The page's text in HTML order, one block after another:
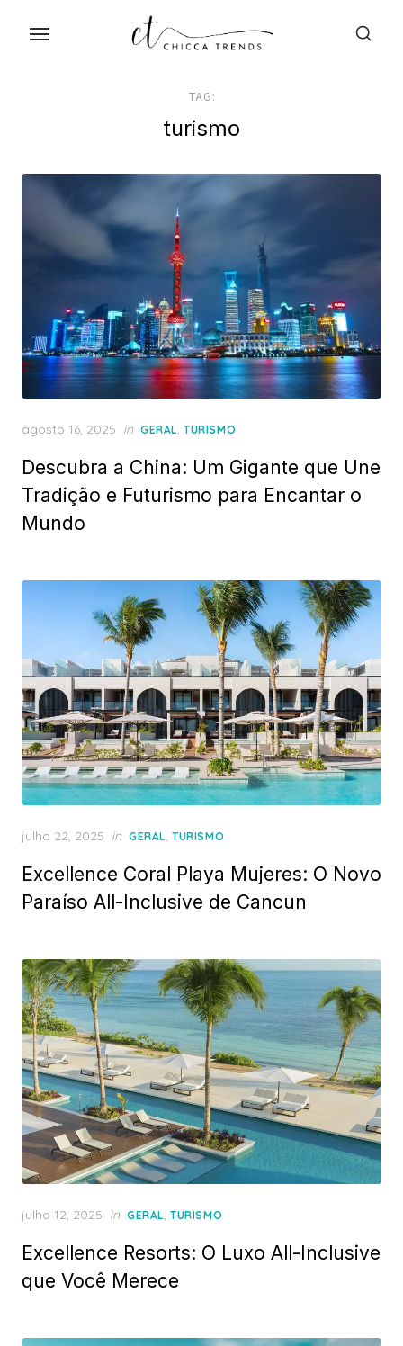
TAG:
turismo
Posted
agosto 16, 2025 in GERAL, TURISMO
Descubra a China: Um Gigante que Une
Tradição e Futurismo para Encantar o
Mundo
Posted
julho 22, 2025 in GERAL, TURISMO
Excellence Coral Playa Mujeres: O Novo
Paraíso All-Inclusive de Cancun
Posted
julho 12, 2025 in GERAL, TURISMO
Excellence Resorts: O Luxo All-Inclusive
que Você Merece